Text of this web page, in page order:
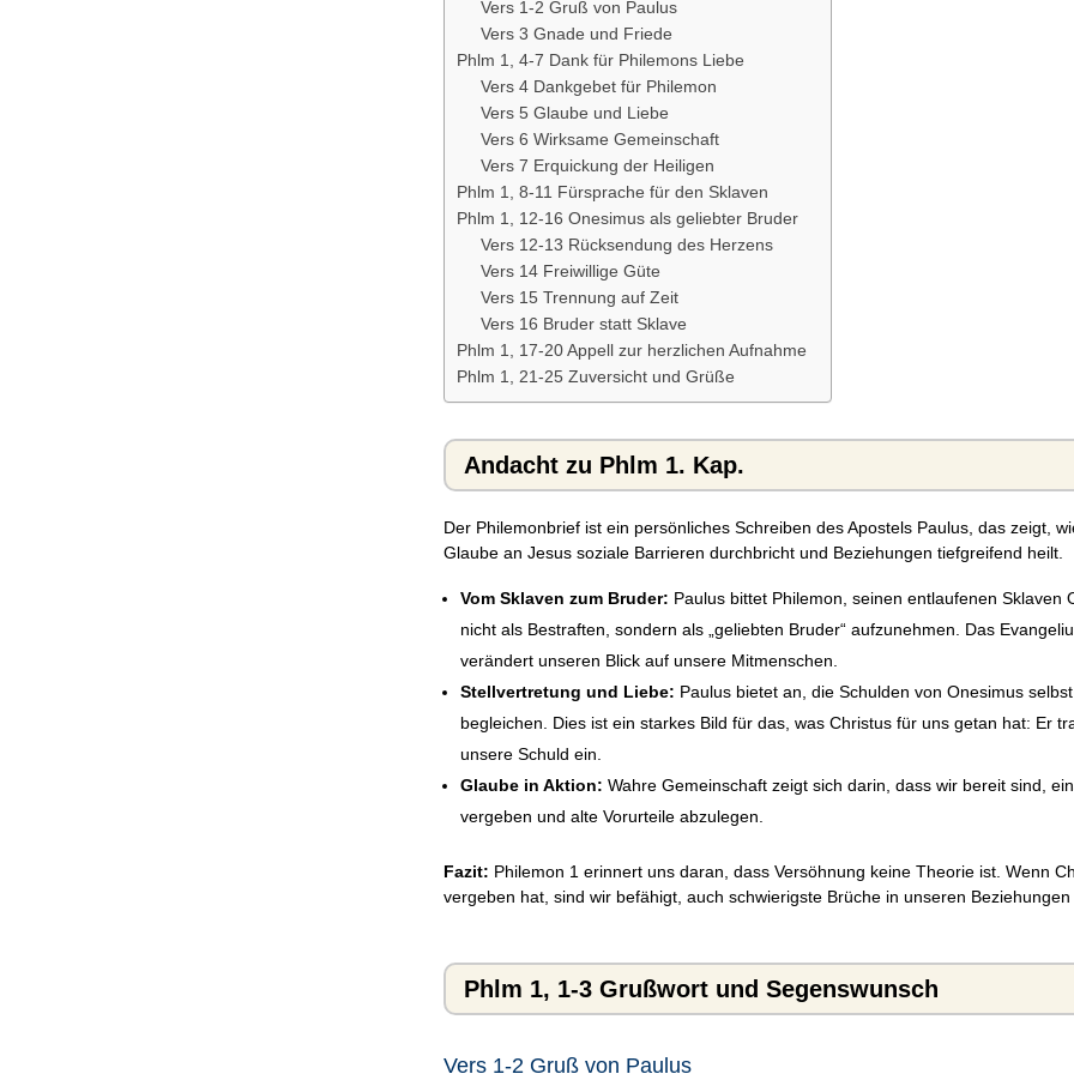
Vers 1-2 Gruß von Paulus
Vers 3 Gnade und Friede
Phlm 1, 4-7 Dank für Philemons Liebe
Vers 4 Dankgebet für Philemon
Vers 5 Glaube und Liebe
Vers 6 Wirksame Gemeinschaft
Vers 7 Erquickung der Heiligen
Phlm 1, 8-11 Fürsprache für den Sklaven
Phlm 1, 12-16 Onesimus als geliebter Bruder
Vers 12-13 Rücksendung des Herzens
Vers 14 Freiwillige Güte
Vers 15 Trennung auf Zeit
Vers 16 Bruder statt Sklave
Phlm 1, 17-20 Appell zur herzlichen Aufnahme
Phlm 1, 21-25 Zuversicht und Grüße
Andacht zu Phlm 1. Kap.
Der Philemonbrief ist ein persönliches Schreiben des Apostels Paulus, das zeigt,
Glaube an Jesus soziale Barrieren durchbricht und Beziehungen tiefgreifend heilt.
Vom Sklaven zum Bruder: Paulus bittet Philemon, seinen entlaufenen Sklaven
nicht als Bestraften, sondern als „geliebten Bruder“ aufzunehmen. Das
verändert unseren Blick auf unsere Mitmenschen.
Stellvertretung und Liebe: Paulus bietet an, die Schulden von Onesimus
begleichen. Dies ist ein starkes Bild für das, was Christus für uns getan hat: Er
unsere Schuld ein.
Glaube in Aktion: Wahre Gemeinschaft zeigt sich darin, dass wir bereit sind,
vergeben und alte Vorurteile abzulegen.
Fazit: Philemon 1 erinnert uns daran, dass Versöhnung keine Theorie ist. Wenn
vergeben hat, sind wir befähigt, auch schwierigste Brüche in unseren Beziehungen
Phlm 1, 1-3 Grußwort und Segenswunsch
Vers 1-2 Gruß von Paulus